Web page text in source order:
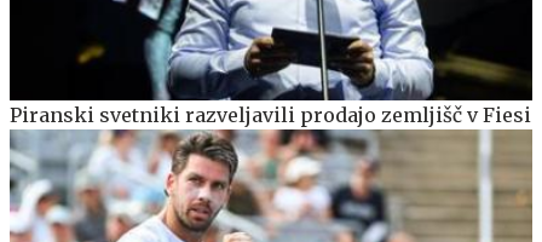
Piranski svetniki razveljavili prodajo zemljišč v Fiesi